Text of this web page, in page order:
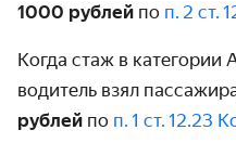
1000 рублей по п. 2 ст.
Когда стаж в категории
водитель взял
рублей по п. 1 ст. 12.23